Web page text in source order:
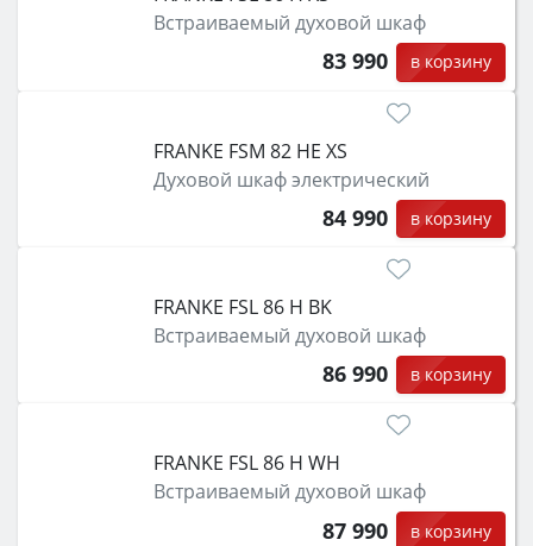
Встраиваемый духовой шкаф
83 990 в корзину
FRANKE FSM 82 HE XS
Духовой шкаф электрический
84 990 в корзину
FRANKE FSL 86 H BK
Встраиваемый духовой шкаф
86 990 в корзину
FRANKE FSL 86 H WH
Встраиваемый духовой шкаф
87 990 в корзину